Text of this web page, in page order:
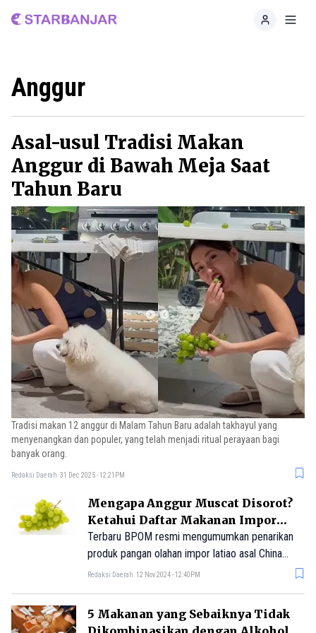
Home
Anggur
Asal-usul Tradisi Makan
Anggur di Bawah Meja Saat
Tahun Baru
Tradisi makan 12 anggur di Malam Tahun Baru adalah takhayul yang
menyenangkan dan populer, yang telah menjadi ritual perayaan bagi
banyak orang.
Redaksi Daerah 31 Dec 2025 - 12:21PM
Mengapa Anggur Muscat Disorot?
Ketahui Daftar Makanan Impor
Berbahaya yang Wajib Diketahui
Terbaru BPOM resmi mengumumkan penarikan
produk pangan olahan impor latiao asal China
penyebab keracunan.
Redaksi Daerah 12 Nov 2024 - 12:40PM
5 Makanan yang Sebaiknya Tidak